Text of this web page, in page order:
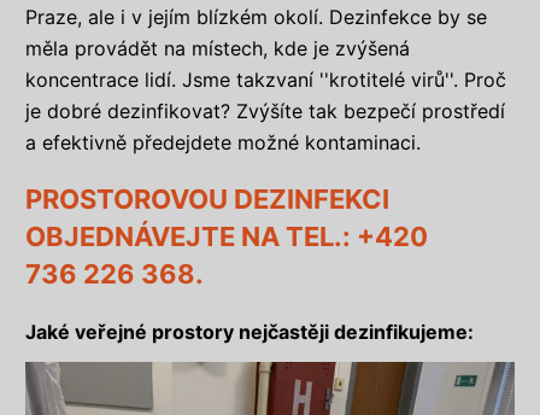
Praze, ale i v jejím blízkém okolí. Dezinfekce by se
měla provádět na místech, kde je zvýšená
koncentrace lidí. Jsme takzvaní ''krotitelé virů''. Proč
je dobré dezinfikovat? Zvýšíte tak bezpečí prostředí
a efektivně předejdete možné kontaminaci.
PROSTOROVOU DEZINFEKCI
OBJEDNÁVEJTE NA TEL.: +420
736 226 368.
Jaké veřejné prostory nejčastěji dezinfikujeme: